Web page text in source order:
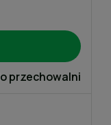
przechowalni